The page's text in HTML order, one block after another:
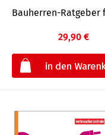
Bauherren-Ratgeber
29,90 €